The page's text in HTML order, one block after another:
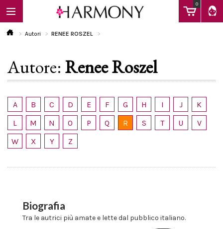
0
EBOOK
LIBRI
Calendario
Autori RENEE ROSZEL
Autore: Renee Roszel
A B C D E F G H I J
K
L
M N O P Q R S T U
V
W
X Y Z
Biografia
Tra le autrici più amate e lette dal pubblico italiano.